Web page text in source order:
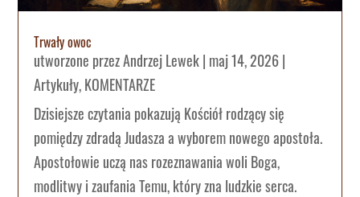
Trwały owoc
utworzone przezAndrzej Lewek| maj 14, 2026|
Artykuły,KOMENTARZE
Dzisiejsze czytania pokazują Kościół rodzący się
pomiędzy zdradą Judasza a wyborem nowego apostoła.
Apostołowie uczą nas rozeznawania woli Boga,
modlitwy i zaufania Temu, który zna ludzkie serca.